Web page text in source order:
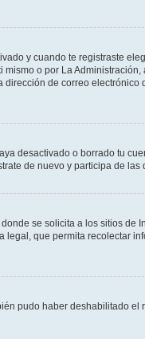
y cuando te registraste
o por La
de correo
desactivado o borrado tu
de nuevo y participa de las
se solicita a los sitios de
que permita recolectar
pudo haber deshabilitado